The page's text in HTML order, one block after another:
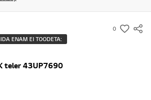
0
s
ENAM EI TOODETA:
teler 43UP7690